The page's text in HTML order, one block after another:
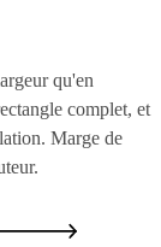
qu'en
complet, et
Marge de